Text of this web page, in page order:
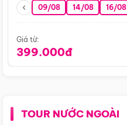
09/08 14/08 16/08
Giá từ:
399.000đ
TOUR NƯỚC NGOÀI